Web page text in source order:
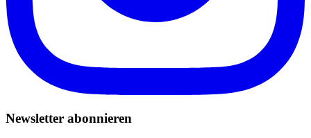
Newsletter abonnieren